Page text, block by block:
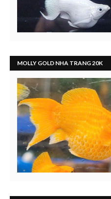
MOLLY GOLD NHA TRANG 20K